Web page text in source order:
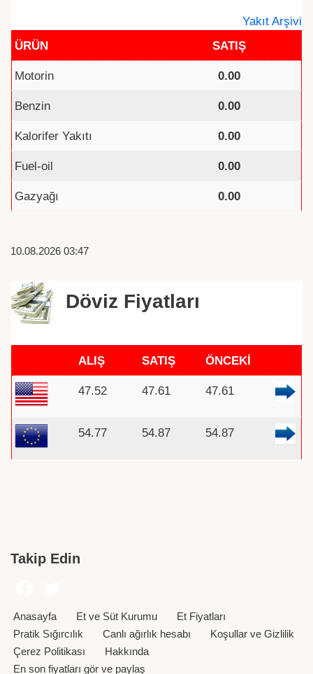
Yakıt Arşivi
ÜRÜN
SATIŞ
Motorin 0.00
Benzin 0.00
Kalorifer Yakıtı 0.00
Fuel-oil 0.00
Gazyağı 0.00
10.08.2026 03:47
Döviz Fiyatları
ALIŞ SATIŞ ÖNCEKİ
47.52 47.61 47.61
54.77 54.87 54.87
Takip Edin
Anasayfa Et ve Süt Kurumu
Et Fiyatları
Pratik Sığırcılık
Canlı ağırlık hesabı
Koşullar ve Gizlilik
Çerez Politikası
Hakkında
En son fiyatları gör ve paylaş